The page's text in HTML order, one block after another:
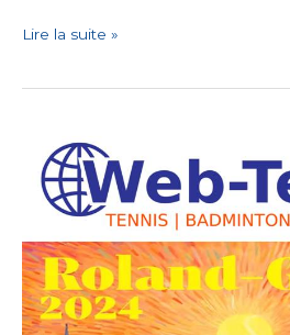
Lire la suite »
Tennis
Commerciale
!!!